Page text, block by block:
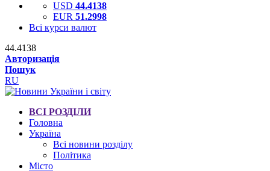
USD 44.4138
EUR 51.2998
Всі курси валют
44.4138
Авторизація
Пошук
RU
ВСІ РОЗДІЛИ
Головна
Україна
Всі новини розділу
Політика
Місто